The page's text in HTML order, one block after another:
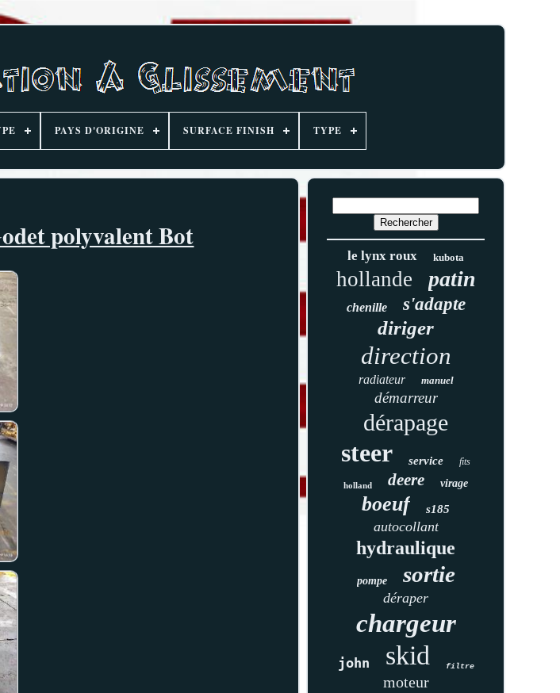
PAYS D'ORIGINE SURFACE FINISH TYPE
polyvalent Bot
le lynx roux kubota
hollande patin
chenille s'adapte
diriger
direction
radiateur manuel
démarreur
dérapage
steer service fits
holland deere virage
boeuf s185
autocollant
hydraulique
pompe sortie
déraper
chargeur
john skid filtre
moteur